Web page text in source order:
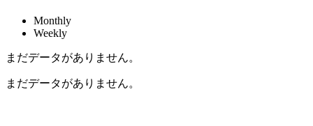
Monthly
Weekly
まだデータがありません。
まだデータがありません。